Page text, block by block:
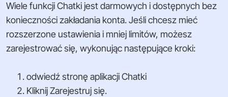
Wiele funkcji Chatki jest darmowych i dostępnych bez
konieczności zakładania konta. Jeśli chcesz mieć
rozszerzone ustawienia i mniej limitów, możesz
zarejestrować się, wykonując następujące kroki:
odwiedź stronę aplikacji Chatki
Kliknij Zarejestruj się.